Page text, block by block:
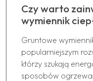
Czy warto
wymiennik
Gruntowe
popularniejszym
którzy szukają
sposobów